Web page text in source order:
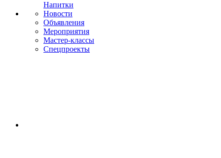
Напитки
Новости
Объявления
Мероприятия
Мастер-классы
Спецпроекты